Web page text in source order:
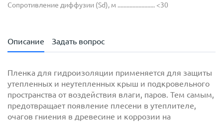
Сопротивление диффузии (Sd), м ......................... <30
Описание Задать вопрос
Пленка для гидроизоляции применяется для защиты
утепленных и неутепленных крыш и подкровельного
пространства от воздействия влаги, паров. Тем самым,
предотвращает появление плесени в утеплителе,
очагов гниения в древесине и коррозии на